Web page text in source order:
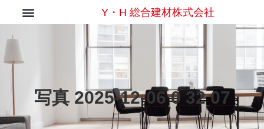
Y・H 総合建材株式会社
写真 2025-12-06 0 32 07